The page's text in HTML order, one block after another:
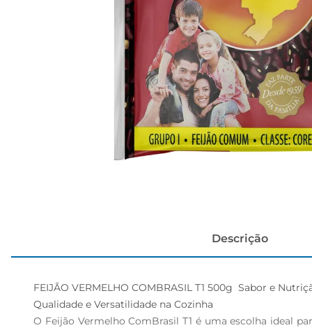
Descrição
FEIJÃO VERMELHO COMBRASIL T1 500g  Sabor e
Qualidade e Versatilidade na Cozinha
O Feijão Vermelho ComBrasil T1 é uma escolha ideal
papel
cerveja